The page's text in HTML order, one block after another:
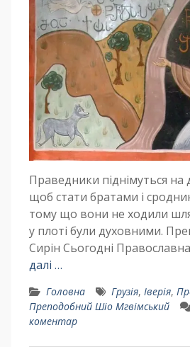
Праведники піднімуться на
щоб стати братами і
тому що вони не ходили
у плоті були духовними.
Сирін Сьогодні
далі …
Головна Грузія, Іверія,
Преподобний Шіо Мгвімський
коментар